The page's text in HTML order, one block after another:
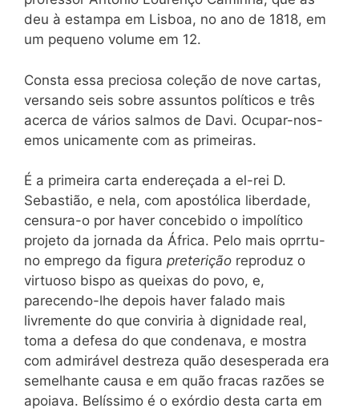
deu à estampa em Lisboa, no ano de 1818, em
um pequeno volume em 12.
Consta essa preciosa coleção de nove cartas,
versando seis sobre assuntos políticos e três
acerca de vários salmos de Davi. Ocupar-nos-
emos unicamente com as primeiras.
É a primeira carta endereçada a el-rei D.
Sebastião, e nela, com apostólica liberdade,
censura-o por haver concebido o impolítico
projeto da jornada da África. Pelo mais oprrtu-
no emprego da figura preterição reproduz o
virtuoso bispo as queixas do povo, e,
parecendo-lhe depois haver falado mais
livremente do que conviria à dignidade real,
toma a defesa do que condenava, e mostra
com admirável destreza quão desesperada era
semelhante causa e em quão fracas razões se
apoiava. Belíssimo é o exórdio desta carta em